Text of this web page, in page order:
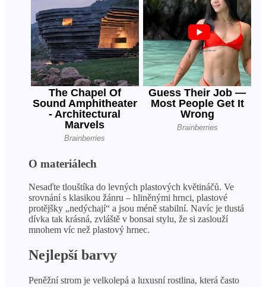
O materiálech
Nesaďte tlouštíka do levných plastových květináčů. Ve
srovnání s klasikou žánru – hliněnými hrnci, plastové
protějšky „nedýchají“ a jsou méně stabilní. Navíc je tlustá
dívka tak krásná, zvláště v bonsai stylu, že si zaslouží
mnohem víc než plastový hrnec.
Nejlepší barvy
Peněžní strom je velkolepá a luxusní rostlina, která často